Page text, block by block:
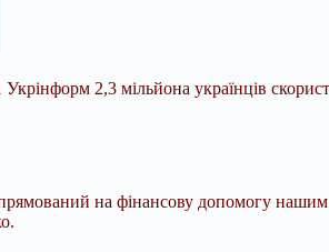
2,3 мільйона українців
на фінансову допомогу нашим